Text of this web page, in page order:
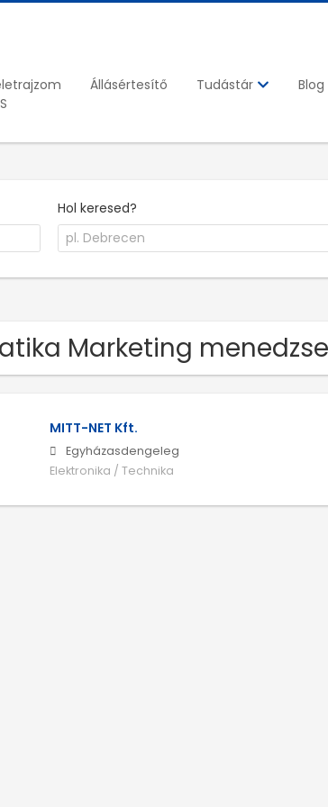
Állásértesítő Tudástár Blog
Hol keresed?
Marketing
MITT-NET Kft.
Egyházasdengeleg
Elektronika / Technika